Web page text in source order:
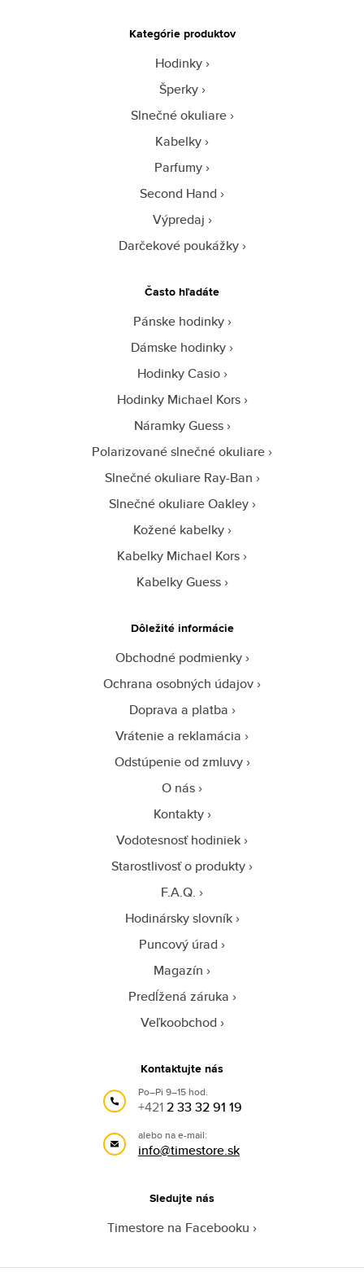
Kategórie produktov
Hodinky
Šperky
Slnečné okuliare
Kabelky
Parfumy
Second Hand
Výpredaj
Darčekové poukážky
Často hľadáte
Pánske hodinky
Dámske hodinky
Hodinky Casio
Hodinky Michael Kors
Náramky Guess
Polarizované slnečné okuliare
Slnečné okuliare Ray-Ban
Slnečné okuliare Oakley
Kožené kabelky
Kabelky Michael Kors
Kabelky Guess
Dôležité informácie
Obchodné podmienky
Ochrana osobných údajov
Doprava a platba
Vrátenie a reklamácia
Odstúpenie od zmluvy
O nás
Kontakty
Vodotesnosť hodiniek
Starostlivosť o produkty
F.A.Q.
Hodinársky slovník
Puncový úrad
Magazín
Predĺžená záruka
Veľkoobchod
Kontaktujte nás
Po–Pi 9–15 hod.
+4212 33 32 91 19
alebo na e-mail:
info@timestore.sk
Sledujte nás
Timestore na Facebooku